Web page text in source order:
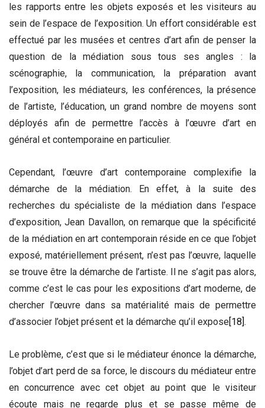
les rapports entre les objets exposés et les visiteurs au
sein de l’espace de l’exposition. Un effort considérable est
effectué par les musées et centres d’art afin de penser la
question de la médiation sous tous ses angles : la
scénographie, la communication, la préparation avant
l’exposition, les médiateurs, les conférences, la présence
de l’artiste, l’éducation, un grand nombre de moyens sont
déployés afin de permettre l’accès à l’œuvre d’art en
général et contemporaine en particulier.
Cependant, l’œuvre d’art contemporaine complexifie la
démarche de la médiation. En effet, à la suite des
recherches du spécialiste de la médiation dans l’espace
d’exposition, Jean Davallon, on remarque que la spécificité
de la médiation en art contemporain réside en ce que l’objet
exposé, matériellement présent, n’est pas l’œuvre, laquelle
se trouve être la démarche de l’artiste. Il ne s’agit pas alors,
comme c’est le cas pour les expositions d’art moderne, de
chercher l’œuvre dans sa matérialité mais de permettre
d’associer l’objet présent et la démarche qu’il expose[18].
Le problème, c’est que si le médiateur énonce la démarche,
l’objet d’art perd de sa force, le discours du médiateur entre
en concurrence avec cet objet au point que le visiteur
écoute mais ne regarde plus et se passe même de